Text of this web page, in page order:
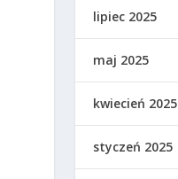
lipiec 2025
maj 2025
kwiecień 2025
styczeń 2025